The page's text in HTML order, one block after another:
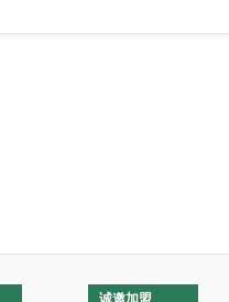
诚邀加盟